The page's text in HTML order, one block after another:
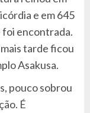
e em 645
foi encontrada.
tarde ficou
Asakusa.
pouco sobrou
É